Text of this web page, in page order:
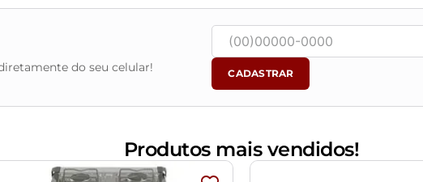
do seu celular! CADASTRAR
Produtos mais vendidos!